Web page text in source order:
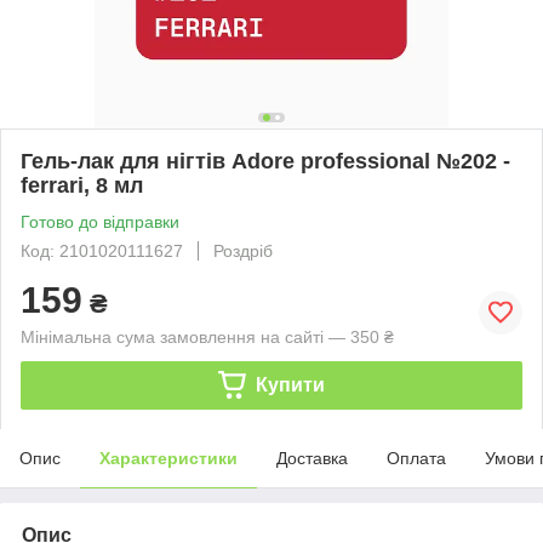
Гель-лак для нігтів Adore professional №202 -
ferrari, 8 мл
Готово до відправки
Код: 2101020111627
Роздріб
159 ₴
Мінімальна сума замовлення на сайті — 350 ₴
Купити
Опис Характеристики Доставка Оплата Умови
Опис